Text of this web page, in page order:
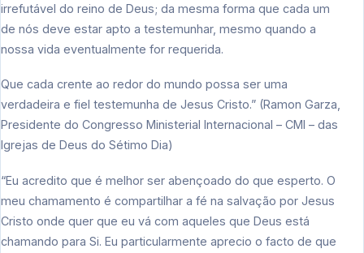
irrefutável do reino de Deus; da mesma forma que cada um
de nós deve estar apto a testemunhar, mesmo quando a
nossa vida eventualmente for requerida.
Que cada crente ao redor do mundo possa ser uma
verdadeira e fiel testemunha de Jesus Cristo.” (Ramon Garza,
Presidente do Congresso Ministerial Internacional – CMI – das
Igrejas de Deus do Sétimo Dia)
“Eu acredito que é melhor ser abençoado do que esperto. O
meu chamamento é compartilhar a fé na salvação por Jesus
Cristo onde quer que eu vá com aqueles que Deus está
chamando para Si. Eu particularmente aprecio o facto de que